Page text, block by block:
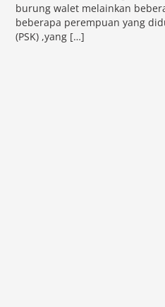
burung walet melainkan
beberapa perempuan yang
(PSK) ,yang […]